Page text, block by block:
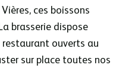
ces boissons
brasserie dispose
restaurant ouverts au
sur place toutes nos